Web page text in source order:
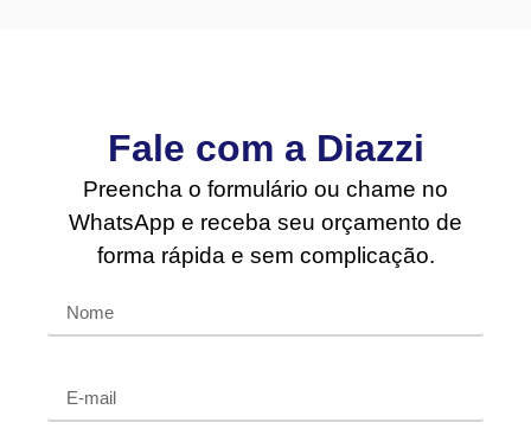
Fale com a Diazzi
Preencha o formulário ou chame no
WhatsApp e receba seu orçamento de
forma rápida e sem complicação.